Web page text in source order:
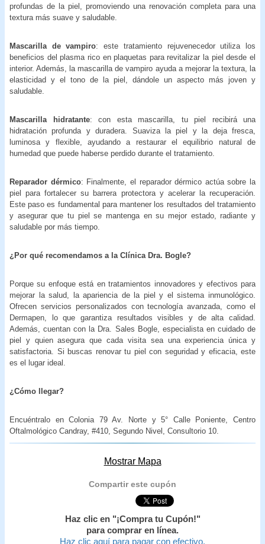
profundas de la piel, promoviendo una renovación completa para una
textura más suave y saludable.
Mascarilla de vampiro: este tratamiento rejuvenecedor utiliza los
beneficios del plasma rico en plaquetas para revitalizar la piel desde el
interior. Además, la mascarilla de vampiro ayuda a mejorar la textura, la
elasticidad y el tono de la piel, dándole un aspecto más joven y
saludable.
Mascarilla hidratante: con esta mascarilla, tu piel recibirá una
hidratación profunda y duradera. Suaviza la piel y la deja fresca,
luminosa y flexible, ayudando a restaurar el equilibrio natural de
humedad que puede haberse perdido durante el tratamiento.
Reparador dérmico: Finalmente, el reparador dérmico actúa sobre la
piel para fortalecer su barrera protectora y acelerar la recuperación.
Este paso es fundamental para mantener los resultados del tratamiento
y asegurar que tu piel se mantenga en su mejor estado, radiante y
saludable por más tiempo.
¿Por qué recomendamos a la Clínica Dra. Bogle?
Porque su enfoque está en tratamientos innovadores y efectivos para
mejorar la salud, la apariencia de la piel y el sistema inmunológico.
Ofrecen servicios personalizados con tecnología avanzada, como el
Dermapen, lo que garantiza resultados visibles y de alta calidad.
Además, cuentan con la Dra. Sales Bogle, especialista en cuidado de
piel y quien asegura que cada visita sea una experiencia única y
satisfactoria. Si buscas renovar tu piel con seguridad y eficacia, este
es el lugar ideal.
¿Cómo llegar?
Encuéntralo en Colonia 79 Av. Norte y 5° Calle Poniente, Centro
Oftalmológico Candray, #410, Segundo Nivel, Consultorio 10.
Mostrar Mapa
Compartir este cupón
Haz clic en "¡Compra tu Cupón!"
para comprar en línea.
Haz clic aquí para pagar con efectivo.